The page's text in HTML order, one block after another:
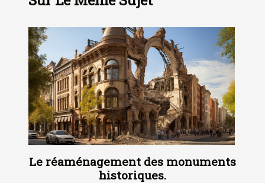
Le réaménagement des monuments
historiques.